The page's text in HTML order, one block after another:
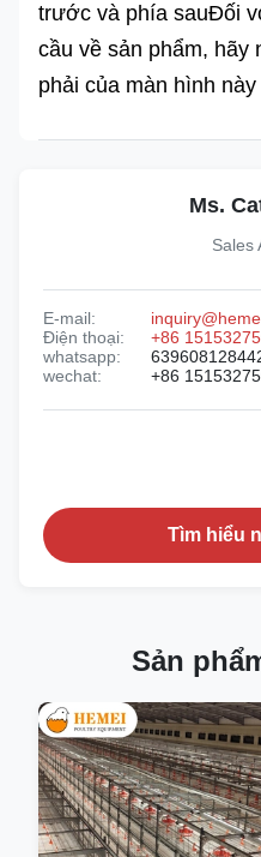
trước và phía sauĐối
cầu về sản phẩm, hãy
phải của màn hình
Ms.
Sales
E-mail:
Điện thoại:
+86
whatsapp:
wechat:
+86
Tìm hiểu
Sản